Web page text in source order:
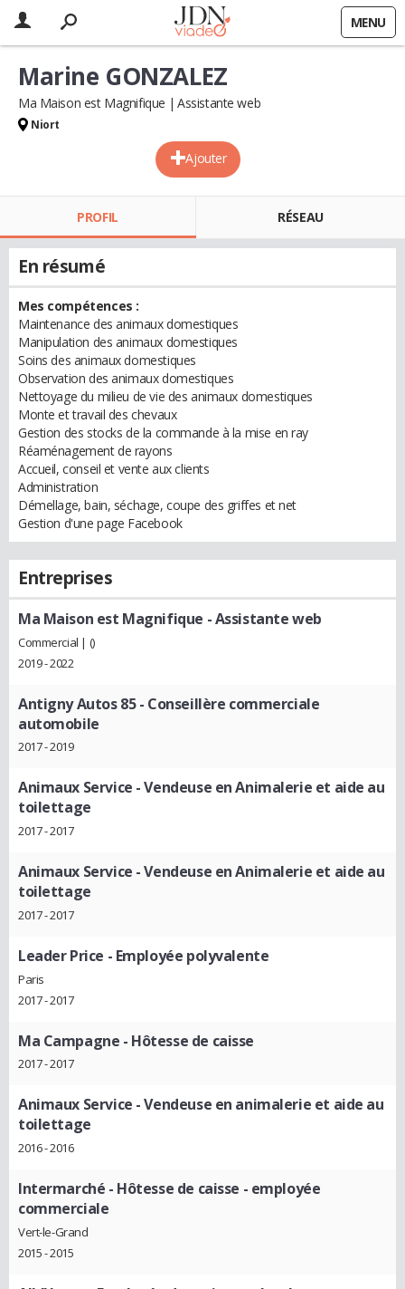
MENU
Ajouter
Marine GONZALEZ
Ma Maison est Magnifique Assistante web
Niort
PROFIL RÉSEAU
En résumé
Mes compétences :
Maintenance des animaux domestiques
Manipulation des animaux domestiques
Soins des animaux domestiques
Observation des animaux domestiques
Nettoyage du milieu de vie des animaux domestiques
Monte et travail des chevaux
Gestion des stocks de la commande à la mise en ray
Réaménagement de rayons
Accueil, conseil et vente aux clients
Administration
Démellage, bain, séchage, coupe des griffes et net
Gestion d'une page Facebook
Entreprises
Ma Maison est Magnifique - Assistante web
Commercial | ()
2019 - 2022
Antigny Autos 85- Conseillère commerciale
automobile
2017 - 2019
Animaux Service - Vendeuse en Animalerie et aide au
toilettage
2017 - 2017
Animaux Service - Vendeuse en Animalerie et aide au
toilettage
2017 - 2017
Leader Price - Employée polyvalente
Paris
2017 - 2017
Ma Campagne - Hôtesse de caisse
2017 - 2017
Animaux Service - Vendeuse en animalerie et aide au
toilettage
2016 - 2016
Intermarché - Hôtesse de caisse - employée
commerciale
Vert-le-Grand
2015 - 2015